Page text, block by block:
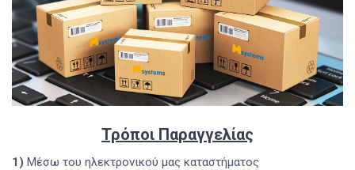
Τρόποι Παραγγελίας
1) Μέσω του ηλεκτρονικού μας καταστήματος